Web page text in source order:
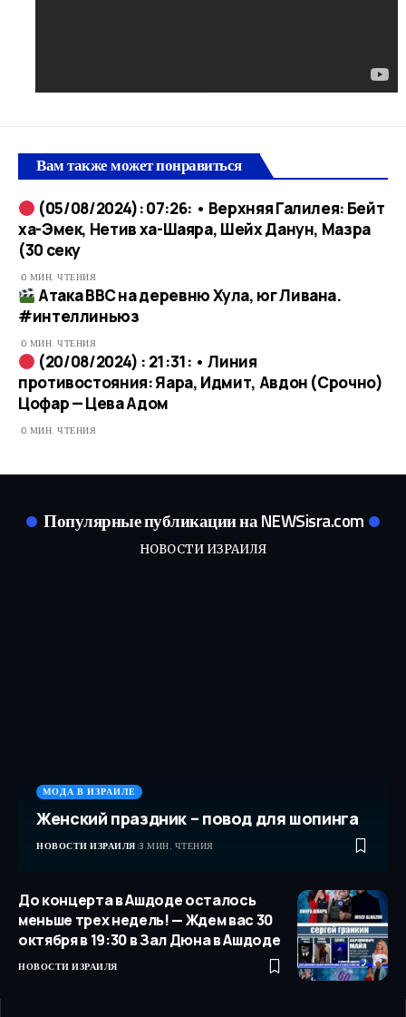
Вам также может понравиться
(05/08/2024): 07:26: • Верхняя Галилея: Бейт
ха-Эмек, Нетив ха-Шаяра, Шейх Данун, Мазра
(30 секу
0 МИН. ЧТЕНИЯ
Атака ВВС на деревню Хула, юг Ливана.
#интеллиньюз​
0 МИН. ЧТЕНИЯ
(20/08/2024) : 21:31: • Линия
противостояния: Яара, Идмит, Авдон (Срочно)
Цофар — Цева Адом
0 МИН. ЧТЕНИЯ
Популярные публикации на NEWSisra.com
НОВОСТИ ИЗРАИЛЯ
МОДА В ИЗРАИЛЕ
Женский праздник – повод для шопинга
НОВОСТИ ИЗРАИЛЯ 3 МИН. ЧТЕНИЯ
До концерта в Ашдоде осталось
меньше трех недель! — Ждем вас 30
октября в 19:30 в Зал Дюна в Ашдоде
НОВОСТИ ИЗРАИЛЯ